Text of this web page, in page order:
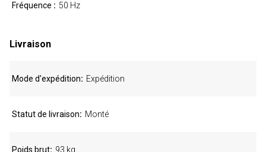
Fréquence 50 Hz
Livraison
Mode d'expédition Expédition
Statut de livraison Monté
Poids brut 93 kg